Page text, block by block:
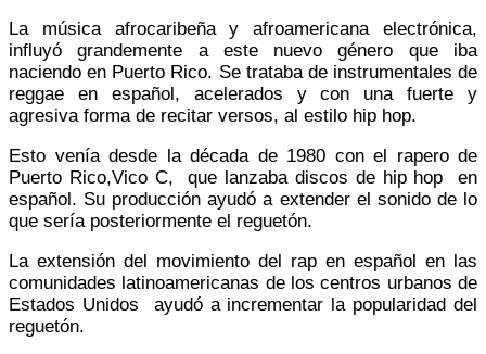
La música afrocaribeña y afroamericana electrónica,
influyó grandemente a este nuevo género que iba
naciendo en Puerto Rico. Se trataba de instrumentales de
reggae en español, acelerados y con una fuerte y
agresiva forma de recitar versos, al estilo hip hop.
Esto venía desde la década de 1980 con el rapero de
Puerto Rico,Vico C, que lanzaba discos de hip hop en
español. Su producción ayudó a extender el sonido de lo
que sería posteriormente el reguetón.
La extensión del movimiento del rap en español en las
comunidades latinoamericanas de los centros urbanos de
Estados Unidos ayudó a incrementar la popularidad del
reguetón.